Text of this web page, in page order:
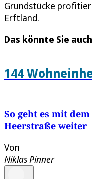
Grundstücke
Erftland.
Das könnte Sie
144
So geht es mit
Heerstraße weiter
Von
Niklas Pinner